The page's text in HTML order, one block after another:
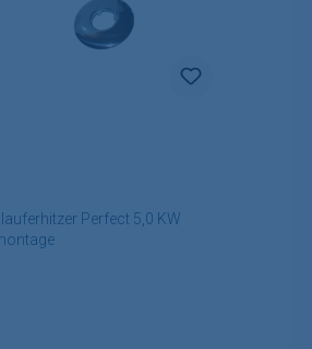
Perfect 5,0 KW